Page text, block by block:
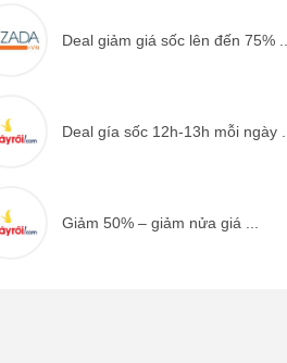
Deal giảm giá sốc lên đến 75% ...
Deal gía sốc 12h-13h mỗi ngày ...
Giảm 50% – giảm nửa giá ...